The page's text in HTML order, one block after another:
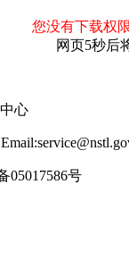
您没有下载权
网页5秒后
心
05017586号